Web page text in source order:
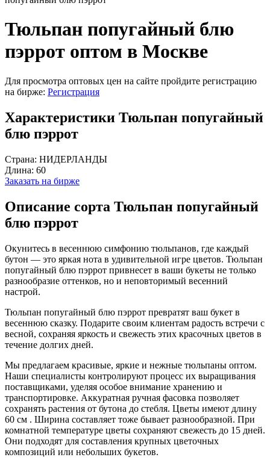
Тюльпан попугайный блю
пэррот оптом в Москве
Для просмотра оптовых цен на сайте пройдите регистрацию
на бирже: Регистрация
Характеристики Тюльпан попугайный
блю пэррот
Страна: НИДЕРЛАНДЫ
Длина: 60
Заказать на бирже
Описание сорта Тюльпан попугайный
блю пэррот
Окунитесь в весеннюю симфонию тюльпанов, где каждый
бутон — это яркая нота в удивительной игре цветов. Тюльпан
попугайный блю пэррот привнесет в ваши букеты не только
разнообразие оттенков, но и неповторимый весенний
настрой.
Тюльпан попугайный блю пэррот превратят ваш букет в
весеннюю сказку. Подарите своим клиентам радость встречи с
весной, сохраняя яркость и свежесть этих красочных цветов в
течение долгих дней.
Мы предлагаем красивые, яркие и нежные тюльпаны оптом.
Наши специалисты контролируют процесс их выращивания
поставщиками, уделяя особое внимание хранению и
транспортировке. Аккуратная ручная фасовка позволяет
сохранять растения от бутона до стебля. Цветы имеют длину
60 см . Ширина составляет тоже бывает разнообразной. При
комнатной температуре цветы сохраняют свежесть до 15 дней.
Они подходят для составления крупных цветочных
композиций или небольших букетов.